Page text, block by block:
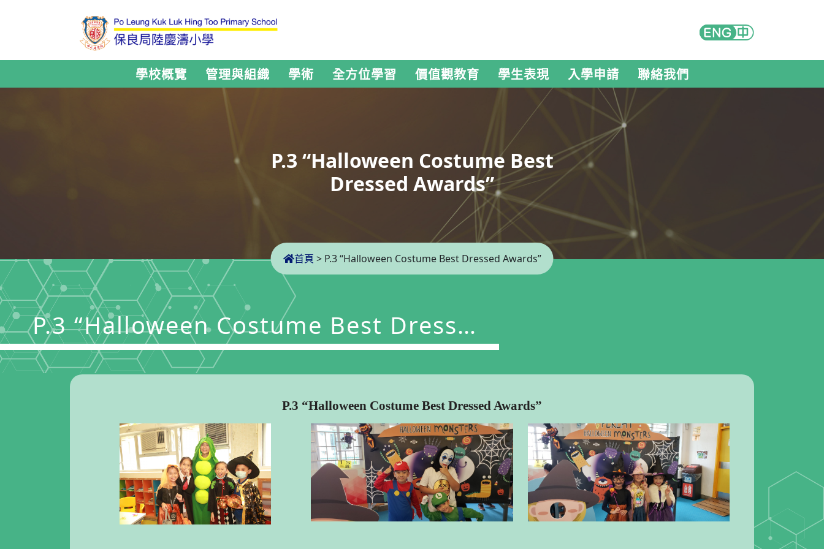
學校概覽 管理與組織 學術 全方位學習 價值觀教育 學生表現 入學申請 聯絡我們
P.3 “Halloween Costume Best
Dressed Awards”
首頁 > P.3 “Halloween Costume Best Dressed Awards”
P.3 “Halloween Costume Best Dressed
Awards”
P.3 “Halloween Costume Best Dressed Awards”